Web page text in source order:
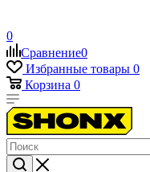
0
Сравнение0
Избранные товары 0
Корзина 0